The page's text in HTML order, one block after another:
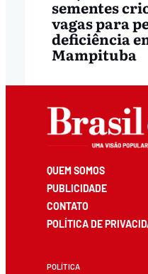
sementes
vagas para
deficiência
Mampituba
QUEM SOMOS
PUBLICIDADE
CONTATO
POLÍTICA DE
POLÍTICA